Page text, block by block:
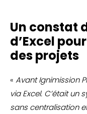
Un constat
d’Excel
des projets
« Avant Ignimission
via Excel. C’était
sans centralisation